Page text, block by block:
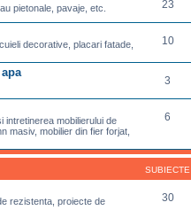
pietonale, pavaje, etc. 23
decorative, placari fatade,
10
3
intretinerea mobilierului de
masiv, mobilier din fier forjat,
6
SUBIECTE
rezistenta, proiecte de
30